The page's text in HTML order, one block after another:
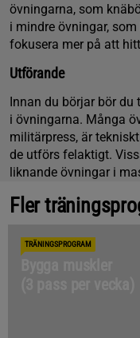
övningarna, som
i mindre övningar,
fokusera mer på att
Utförande
Innan du börjar bör
i övningarna. Många
militärpress, är
de utförs felaktigt.
liknande övningar i
Fler
TRÄNINGSPROGRAM